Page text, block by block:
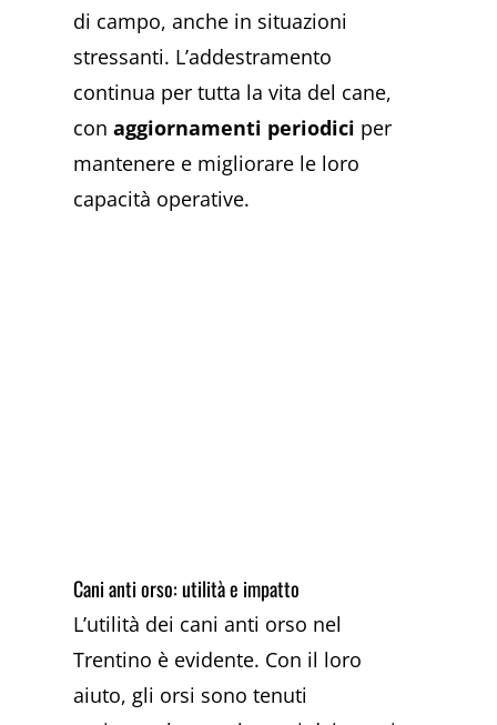
di campo, anche in situazioni
stressanti. L’addestramento
continua per tutta la vita del cane,
conaggiornamenti periodici per
mantenere e migliorare le loro
capacità operative.
Cani anti orso: utilità e impatto
L’utilità dei cani anti orso nel
Trentino è evidente. Con il loro
aiuto, gli orsi sono tenuti